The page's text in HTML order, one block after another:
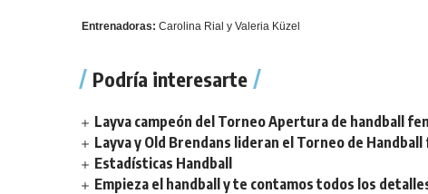
Entrenadoras: Carolina Rial y Valeria Küzel
Podría interesarte
Layva campeón del Torneo Apertura de handball
Layva y Old Brendans lideran el Torneo de
Estadísticas Handball
Empieza el handball y te contamos todos los